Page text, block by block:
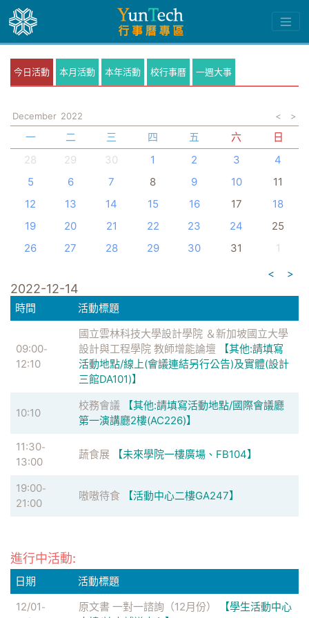
今日活動 本月活動 本年活動 校行事曆 一週大事
December 2022 < >
一 二 三 四 五 六
日
28
29 30 1 2 3
4
5
6 7 8 9 10
11
12
13 14 15 16 17
18
19
20 21 22 23 24
25
26
27 28 29 30 31
1
<
>
2022-12-14
時間 活動標題
09:00-
12:10
國立雲林科技大學設計學院 ＆新加坡國立大學
設計與工程學院 教師增能論壇
【其他:請填寫
活動地點/線上(會議連結另行公告)及實體(設計
三館DA101)】
10:10
校務會議
【其他:請填寫活動地點/國際會議廳
第一演講廳2樓(AC226)】
11:30-
13:00
蔬食展 【未來學院一樓廣場、FB104】
19:00-
21:00
嗷嗷待食 【活動中心二樓GA247】
進行中活動:
日期
活動標題
12/01- 原文書 一對一諮詢（12月份）
【學生活動中心